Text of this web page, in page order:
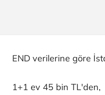
END verilerine göre
1+1 ev 45 bin TL'den,